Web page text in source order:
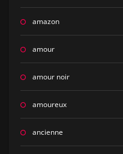
amazon
amour
amour noir
amoureux
ancienne